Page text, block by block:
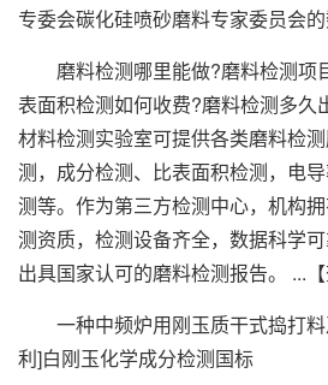
专委会碳化硅喷砂磨料专家委员会
磨料检测哪里能做?磨料检测项
表面积检测如何收费?磨料检测多久
材料检测实验室可提供各类磨料检
测，成分检测、比表面积检测，电
测等。作为第三方检测中心，机构
测资质，检测设备齐全，数据科学
出具国家认可的磨料检测报告。 ...【
一种中频炉用刚玉质干式捣打料
利]白刚玉化学成分检测国标